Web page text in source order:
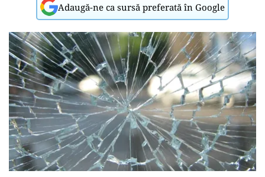
Adaugă-ne ca sursă preferată în Google